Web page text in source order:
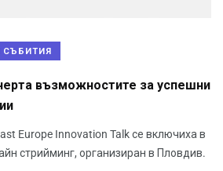
СЪБИТИЯ
възможностите за успешни
Europe Innovation Talk се включиха в
стрийминг, организиран в Пловдив.